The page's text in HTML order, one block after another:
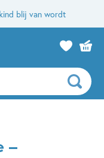
blij van wordt
–